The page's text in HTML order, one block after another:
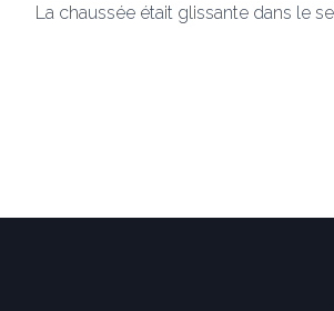
La chaussée était glissante dans le